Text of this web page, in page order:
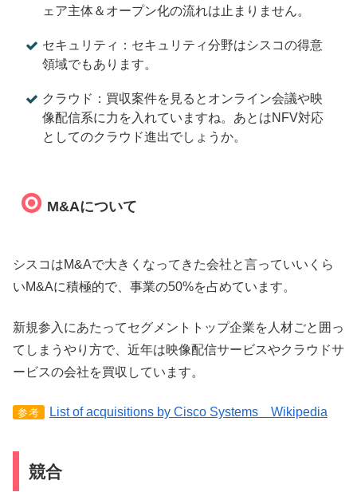
ェア主体＆オープン化の流れは止まりません。
セキュリティ：セキュリティ分野はシスコの得意
領域でもあります。
クラウド：買収案件を見るとオンライン会議や映
像配信系に力を入れていますね。あとはNFV対応
としてのクラウド進出でしょうか。
M&Aについて
シスコはM&Aで大きくなってきた会社と言っていいくら
いM&Aに積極的で、事業の50%を占めています。
新規参入にあたってセグメントトップ企業を人材ごと囲っ
てしまうやり方で、近年は映像配信サービスやクラウドサ
ービスの会社を買収しています。
参考 List of acquisitions by Cisco Systems Wikipedia
競合